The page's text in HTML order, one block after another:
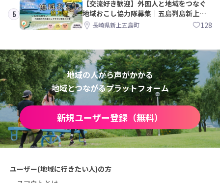
5
【交流好き歓迎】外国人と地域をつなぐ
地域おこし協力隊募集｜五島列島新上五
島町長崎県新上五島町 128
地域の人から声がかかる
地域とつながるプラットフォーム
新規ユーザー登録（無料）
ユーザー(地域に行きたい人)の方